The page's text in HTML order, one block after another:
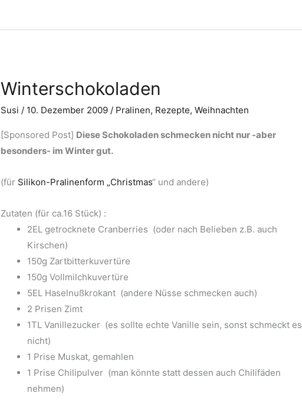
Winterschokoladen
Susi / 10. Dezember 2009 / Pralinen, Rezepte,Weihnachten
[Sponsored Post] Diese Schokoladen schmecken nicht nur -aber
besonders- im Winter gut.
(für Silikon-Pralinenform „Christmas“ und andere)
Zutaten (für ca.16 Stück) :
2EL getrocknete Cranberries (oder nach Belieben z.B. auch
Kirschen)
150g Zartbitterkuvertüre
150g Vollmilchkuvertüre
5EL Haselnußkrokant (andere Nüsse schmecken auch)
2 Prisen Zimt
1TL Vanillezucker (es sollte echte Vanille sein, sonst schmeckt es
nicht)
1 Prise Muskat, gemahlen
1 Prise Chilipulver (man könnte statt dessen auch Chilifäden
nehmen)